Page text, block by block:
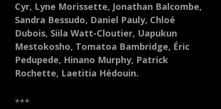
Cyr, Lyne Morissette, Jonathan Balcombe,
Sandra Bessudo, Daniel Pauly, Chloé
Dubois, Siila Watt-Cloutier, Uapukun
Mestokosho, Tomatoa Bambridge, Éric
Pedupede, Hinano Murphy, Patrick
Rochette, Laetitia Hédouin.
***